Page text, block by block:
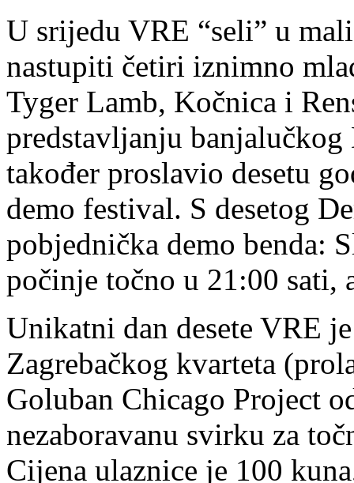
U srijedu VRE “seli” u
nastupiti četiri iznimno
Tyger Lamb, Kočnica i
predstavljanju
također proslavio desetu
demo festival. S desetog
pobjednička demo benda:
počinje točno u 21:00 sati,
Unikatni dan desete VRE
Zagrebačkog kvarteta
Goluban Chicago Project
nezaboravanu svirku za
Cijena ulaznice je 100